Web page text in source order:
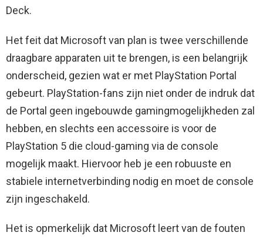
Deck.
Het feit dat Microsoft van plan is twee verschillende
draagbare apparaten uit te brengen, is een belangrijk
onderscheid, gezien wat er met PlayStation Portal
gebeurt. PlayStation-fans zijn niet onder de indruk dat
de Portal geen ingebouwde gamingmogelijkheden zal
hebben, en slechts een accessoire is voor de
PlayStation 5 die cloud-gaming via de console
mogelijk maakt. Hiervoor heb je een robuuste en
stabiele internetverbinding nodig en moet de console
zijn ingeschakeld.
Het is opmerkelijk dat Microsoft leert van de fouten